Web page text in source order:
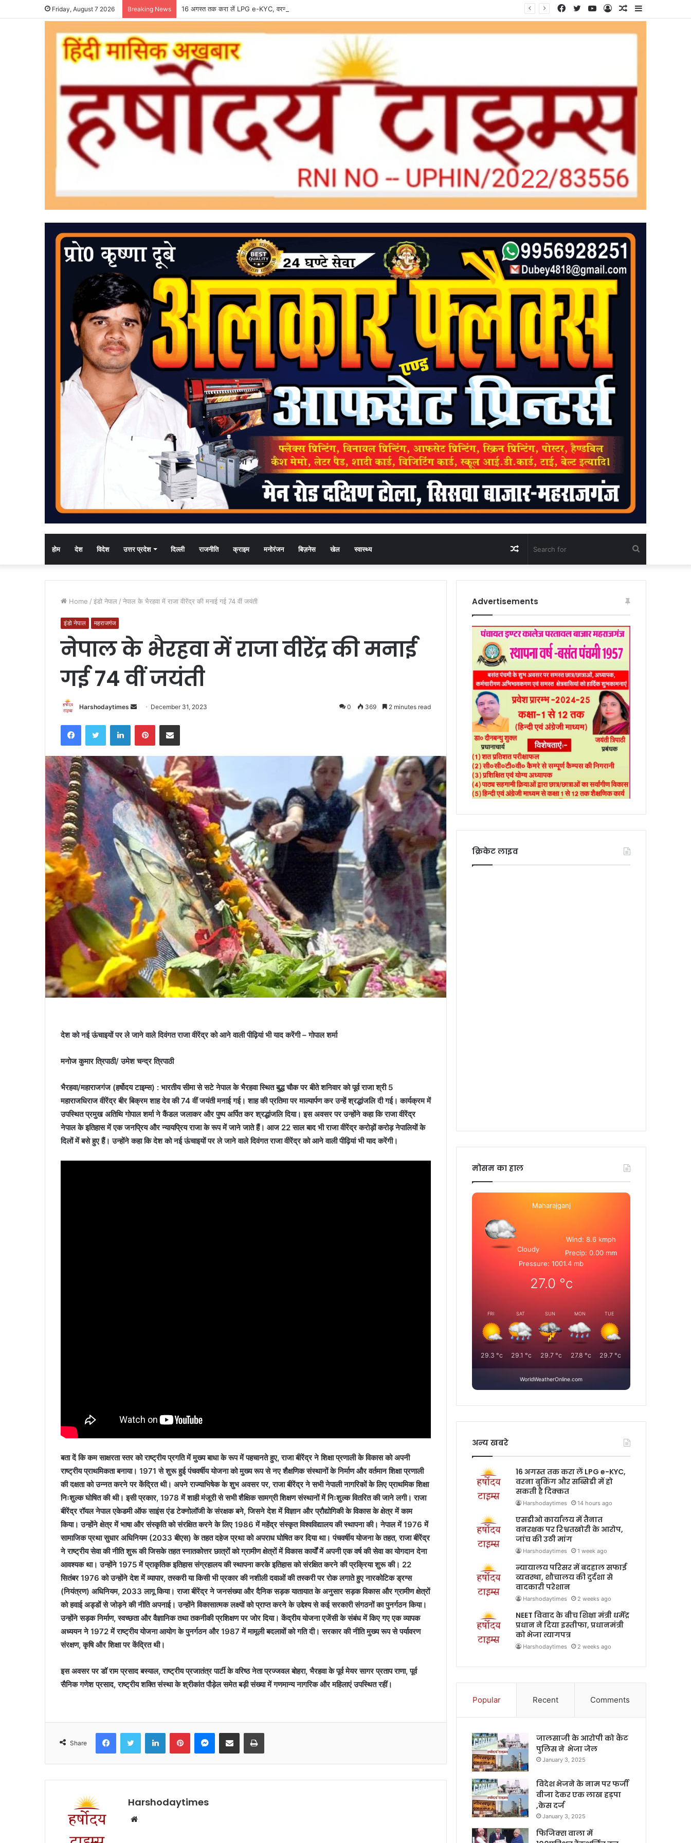
Friday, August 7 2026 Breaking News 16 अगस्त तक करा लें LPG e-KYC, वरना बुकिंग और सब्सिडी में हो सकती है दिक्कत Sidebar
Random
Log
YouTube
Twitter
Facebook
होम देश विदेश उत्तर प्रदेश दिल्ली राजनीति क्राइम मनोरंजन बिज़नेस खेल स्वास्थ्य
for
Random
Article
Home / इंडो नेपाल / नेपाल के भैरहवा में राजा वीरेंद्र की मनाई गई 74 वीं जयंती
इंडो नेपाल महराजगंज
नेपाल के भैरहवा में राजा वीरेंद्र की मनाई
गई 74 वीं जयंती
Harshodaytimes
Send
email
December 31, 2023 0 369 2 minutes read
FacebookTwitter LinkedInPinterestShare via Email
देश को नई ऊंचाइयों पर ले जाने वाले दिवंगत राजा वीरेंद्र को आने वाली पीढ़ियां भी याद करेंगी – गोपाल शर्मा
मनोज कुमार त्रिपाठी/ उमेश चन्द्र त्रिपाठी
भैरहवा/महाराजगंज (हर्षोदय टाइम्स) : भारतीय सीमा से सटे नेपाल के भैरहवा स्थित बुद्ध चौक पर बीते शनिवार को पूर्व राजा श्री 5
महाराजधिराज वीरेंद्र बीर बिक्रम शाह देव की 74 वीं जयंती मनाई गई। शाह की प्रतिमा पर माल्यार्पण कर उन्हें श्रद्धांजलि दी गई। कार्यक्रम में
उपस्थित प्रमुख अतिथि गोपाल शर्मा ने कैंडल जलाकर और पुष्प अर्पित कर श्रद्धांजलि दिया। इस अवसर पर उन्होंने कहा कि राजा वीरेंद्र
नेपाल के इतिहास में एक जनप्रिय और न्यायप्रिय राजा के रूप में जाने जाते हैं। आज 22 साल बाद भी राजा वीरेंद्र करोड़ों करोड़ नेपालियों के
दिलों में बसे हुए हैं। उन्होंने कहा कि देश को नई ऊंचाइयों पर ले जाने वाले दिवंगत राजा वीरेंद्र को आने वाली पीढ़ियां भी याद करेंगी।
बता दें कि कम साक्षरता स्तर को राष्ट्रीय प्रगति में मुख्य बाधा के रूप में पहचानते हुए, राजा बीरेंद्र ने शिक्षा प्रणाली के विकास को अपनी
राष्ट्रीय प्राथमिकता बनाया। 1971 से शुरू हुई पंचवर्षीय योजना को मुख्य रूप से नए शैक्षणिक संस्थानों के निर्माण और वर्तमान शिक्षा प्रणाली
की दक्षता को उन्नत करने पर केंद्रित थी। अपने राज्याभिषेक के शुभ अवसर पर, राजा बीरेंद्र ने सभी नेपाली नागरिकों के लिए प्राथमिक शिक्षा
निःशुल्क घोषित की थी। इसी प्रकार, 1978 में शाही मंजूरी से सभी शैक्षिक सामग्री शिक्षण संस्थानों में निःशुल्क वितरित की जाने लगी। राजा
बीरेंद्र रॉयल नेपाल एकेडमी ऑफ साइंस एंड टेक्नोलॉजी के संरक्षक बने, जिसने देश में विज्ञान और प्रौद्योगिकी के विकास के क्षेत्र में काम
किया। उन्होंने क्षेत्र में भाषा और संस्कृति को संरक्षित करने के लिए 1986 में महेंद्र संस्कृत विश्वविद्यालय की स्थापना की। नेपाल में 1976 में
सामाजिक प्रथा सुधार अधिनियम (2033 बीएस) के तहत दहेज प्रथा को अपराध घोषित कर दिया था। पंचवर्षीय योजना के तहत, राजा बीरेंद्र
ने राष्ट्रीय सेवा की नीति शुरू की जिसके तहत स्नातकोत्तर छात्रों को ग्रामीण क्षेत्रों में विकास कार्यों में अपनी एक वर्ष की सेवा का योगदान देना
आवश्यक था। उन्होंने 1975 में प्राकृतिक इतिहास संग्रहालय की स्थापना करके इतिहास को संरक्षित करने की प्रक्रिया शुरू की। 22
सितंबर 1976 को उन्होंने देश में व्यापार, तस्करी या किसी भी प्रकार की नशीली दवाओं की तस्करी पर रोक लगाते हुए नारकोटिक ड्रग्स
(नियंत्रण) अधिनियम, 2033 लागू किया। राजा बीरेंद्र ने जनसंख्या और दैनिक सड़क यातायात के अनुसार सड़क विकास और ग्रामीण क्षेत्रों
को हवाई अड्डों से जोड़ने की नीति अपनाई। उन्होंने विकासात्मक लक्ष्यों को प्राप्त करने के उद्देश्य से कई सरकारी संगठनों का पुनर्गठन किया।
उन्होंने सड़क निर्माण, स्वच्छता और वैज्ञानिक तथा तकनीकी प्रशिक्षण पर जोर दिया। केंद्रीय योजना एजेंसी के संबंध में किए गए एक व्यापक
अध्ययन ने 1972 में राष्ट्रीय योजना आयोग के पुनर्गठन और 1987 में मामूली बदलावों को गति दी। सरकार की नीति मुख्य रूप से पर्यावरण
संरक्षण, कृषि और शिक्षा पर केंद्रित थी।
इस अवसर पर डॉ राम प्रसाद बस्याल, राष्ट्रीय प्रजातंत्र पार्टी के वरिष्ठ नेता प्रज्जवल बोहरा, भैरहवा के पूर्व मेयर सागर प्रताप राणा, पूर्व
सैनिक गणेश प्रसाद, राष्ट्रीय शक्ति संस्था के श्रीकांत पौड़ेल समेत बड़ी संख्या में गणमान्य नागरिक और महिलाएं उपस्थित रहीं।
Share
FacebookTwitter LinkedInPinterestMessenger
Share via Email Print
Harshodaytimes
Website
Advertisements
क्रिकेट लाइव
मोसम का हाल
Maharajganj
Cloudy
Wind: 8.6 kmph
Precip: 0.00 mm
Pressure: 1001.4 mb
27.0 °c
FRI
29.3 °c
SAT
29.1 °c
SUN
29.7°c
MON
27.8 °c
TUE
29.7 °c
WorldWeatherOnline.com
अन्य खबरे
16 अगस्त तक करा लें LPG e-KYC,
वरना बुकिंग और सब्सिडी में हो
सकती है दिक्कत
Harshodaytimes 14 hours ago
एसडीओ कार्यालय में तैनात
वनरक्षक पर रिश्वतखोरी के आरोप,
जांच की उठी मांग
Harshodaytimes 1 week ago
न्यायालय परिसर में बदहाल सफाई
व्यवस्था, शौचालय की दुर्दशा से
वादकारी परेशान
Harshodaytimes 2 weeks ago
NEET विवाद के बीच शिक्षा मंत्री धर्मेंद्र
प्रधान ने दिया इस्तीफा, प्रधानमंत्री
को भेजा त्यागपत्र
Harshodaytimes 2 weeks ago
Popular Recent Comments
जालसाजी के आरोपी को कैंट
पुलिस ने भेजा जेल
January 3, 2025
विदेश भेजने के नाम पर फर्जी
वीजा देकर एक लाख हड़पा
,केस दर्ज
January 3, 2025
फिजिक्स वाला में